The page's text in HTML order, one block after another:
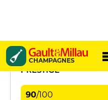
CHAMPAGNES
Yves Couvreur
PRESTIGE
90/100